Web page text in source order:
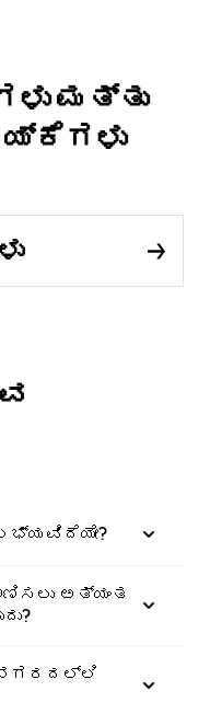
ಮತ್ತು
ಅತ್ಯಂತ
ನಗರದಲ್ಲಿ